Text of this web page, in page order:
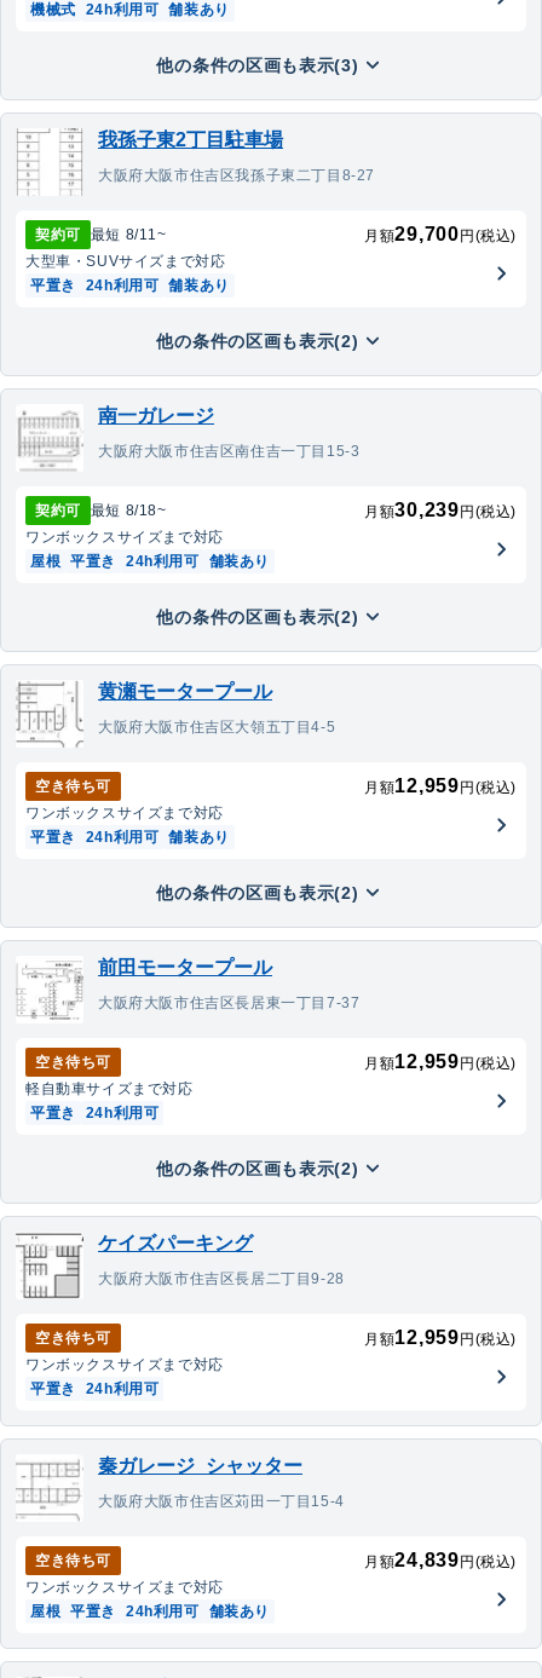
機械式
24h利用可 舗装あり
他の条件の区画も表示(3)
我孫子東2丁目駐車場
大阪府大阪市住吉区我孫子東二丁目8-27
契約可 最短 8/11~ 月額29,700 円(税込)
大型車・SUVサイズまで対応
平置き
24h利用可 舗装あり
他の条件の区画も表示(2)
南一ガレージ
大阪府大阪市住吉区南住吉一丁目15-3
契約可 最短 8/18~ 月額30,239 円(税込)
ワンボックスサイズまで対応
屋根 平置き 24h利用可 舗装あり
他の条件の区画も表示(2)
黄瀬モータープール
大阪府大阪市住吉区大領五丁目4-5
空き待ち可 月額12,959 円(税込)
ワンボックスサイズまで対応
平置き
24h利用可 舗装あり
他の条件の区画も表示(2)
前田モータープール
大阪府大阪市住吉区長居東一丁目7-37
空き待ち可 月額12,959 円(税込)
軽自動車サイズまで対応
平置き
24h利用可
他の条件の区画も表示(2)
ケイズパーキング
大阪府大阪市住吉区長居二丁目9-28
空き待ち可 月額12,959 円(税込)
ワンボックスサイズまで対応
平置き
24h利用可
秦ガレージ_シャッター
大阪府大阪市住吉区苅田一丁目15-4
空き待ち可 月額24,839 円(税込)
ワンボックスサイズまで対応
屋根 平置き 24h利用可 舗装あり